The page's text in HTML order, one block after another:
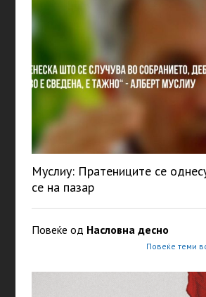
Муслиу: Пратениците се
се на пазар
Повеќе од Насловна десно
Повеќе теми